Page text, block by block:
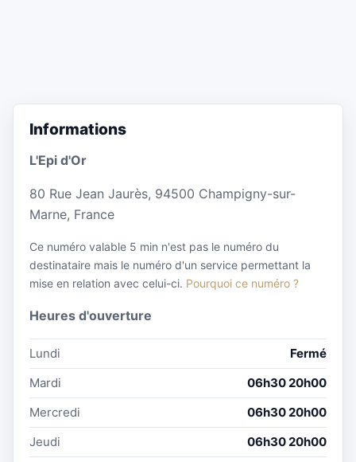
Informations
L'Epi d'Or
80 Rue Jean Jaurès, 94500 Champigny-sur-
Marne, France
Ce numéro valable 5 min n'est pas le numéro du
destinataire mais le numéro d'un service permettant la
mise en relation avec celui-ci. Pourquoi ce numéro ?
Heures d'ouverture
Lundi
Fermé
Mardi
06h30 20h00
Mercredi
06h30 20h00
Jeudi
06h30 20h00